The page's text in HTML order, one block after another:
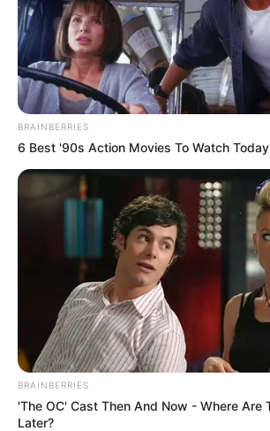
BRAINBERRIES
6 Best '90s Action Movies To Watch Today
BRAINBERRIES
'The OC' Cast Then And Now - Where Are
Later?